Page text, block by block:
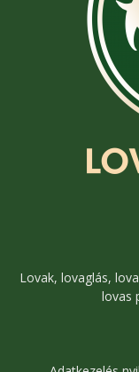
Lovak, lovaglás,
lovas